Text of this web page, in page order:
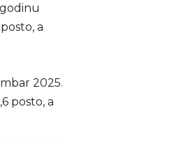
a
2025.
posto, a